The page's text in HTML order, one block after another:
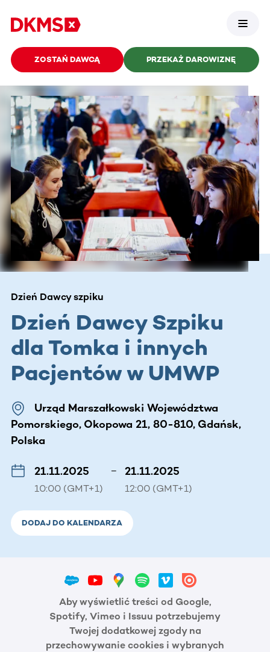
ZOSTAŃ DAWCĄ PRZEKAŻ DAROWIZNĘ
Dzień Dawcy szpiku
Dzień Dawcy Szpiku
dla Tomka i innych
Pacjentów w UMWP
Urząd Marszałkowski Województwa
Pomorskiego, Okopowa 21, 80-810, Gdańsk,
Polska
21.11.2025
10:00 (GMT+1)
– 21.11.2025
12:00 (GMT+1)
DODAJ DO KALENDARZA
Aby wyświetlić treści od Google,
Spotify, Vimeo i Issuu potrzebujemy
Twojej dodatkowej zgody na
przechowywanie cookies i wybranych